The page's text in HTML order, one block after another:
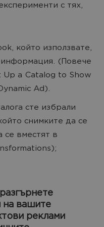
с тях,
който използвате,
(Повече
Up a Catalog to Show
Ad).
сте избрали
снимките да се
се вместят в
на вашите
реклами